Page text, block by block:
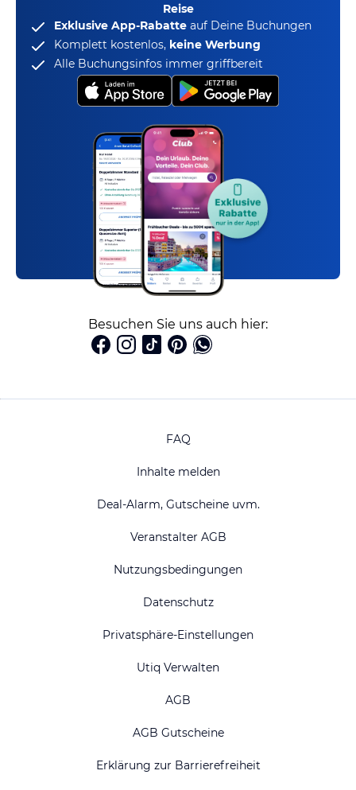
Reise
Exklusive App-Rabatte auf Deine Buchungen
Komplett kostenlos, keine Werbung
Alle Buchungsinfos immer griffbereit
Besuchen Sie uns auch hier:
FAQ
Inhalte melden
Deal-Alarm, Gutscheine uvm.
Veranstalter AGB
Nutzungsbedingungen
Datenschutz
Privatsphäre-Einstellungen
Utiq Verwalten
AGB
AGB Gutscheine
Erklärung zur Barrierefreiheit